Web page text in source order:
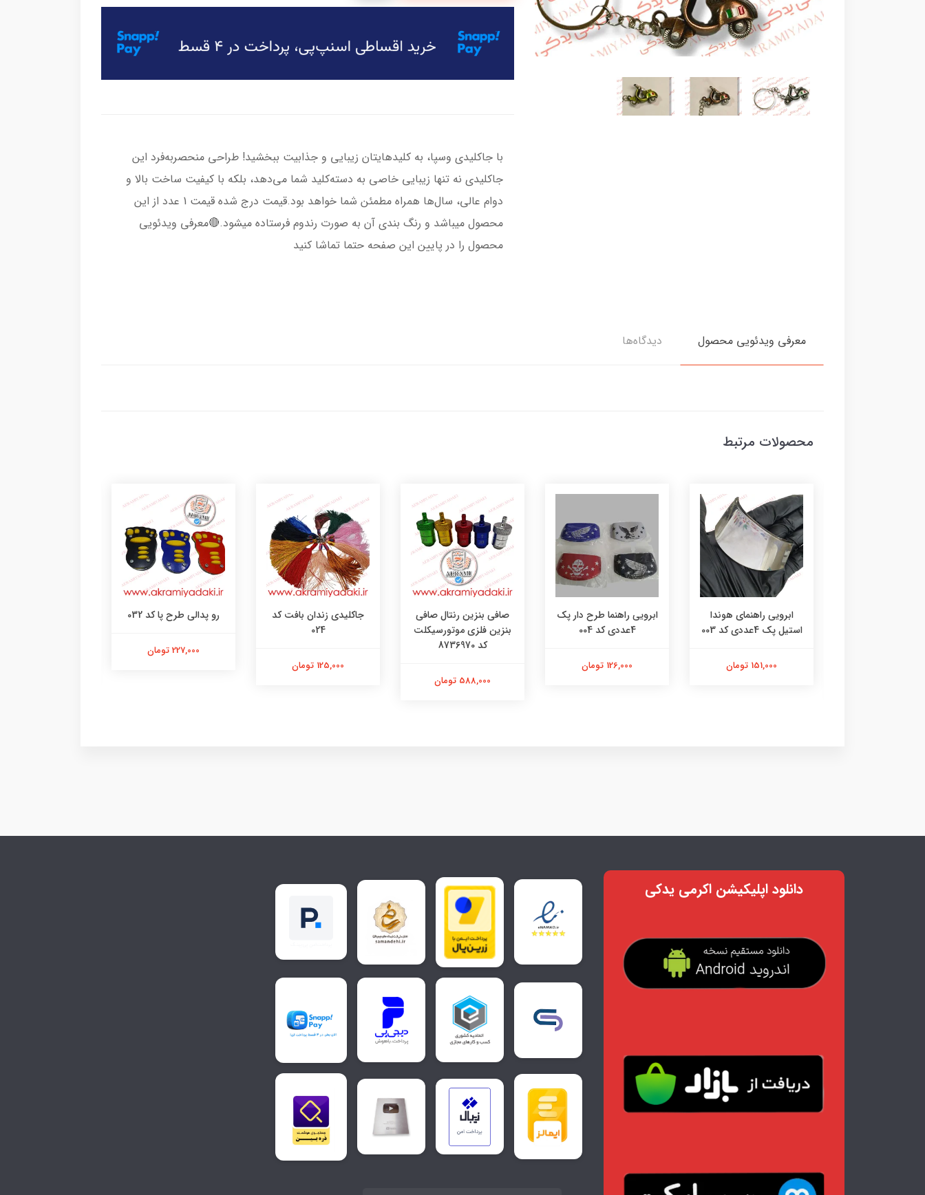
با جاکلیدی وسپا، به کلیدهایتان زیبایی و جذابیت ببخشید! طراحی منحصربه‌فرد این
جاکلیدی نه تنها زیبایی خاصی به دسته‌کلید شما می‌دهد، بلکه با کیفیت ساخت بالا و
دوام عالی، سال‌ها همراه مطمئن شما خواهد بود.قیمت درج شده قیمت 1 عدد از این
محصول میباشد و رنگ بندی آن به صورت رندوم فرستاده میشود.🔴معرفی ویدئویی
محصول را در پایین این صفحه حتما تماشا کنید
معرفی ویدئویی محصول دیدگاه‌ها
محصولات مرتبط
ابرویی راهنمای هوندا
استیل پک 4عددی کد 003
151,000 تومان
ابرویی راهنما طرح دار پک
4عددی کد 004
126,000 تومان
صافی بنزین رنتال صافی
بنزین فلزی موتورسیکلت
کد 8736970
588,000 تومان
جاکلیدی زندان بافت کد
024
125,000 تومان
رو پدالی طرح پا کد 032
227,000 تومان
دانلود اپلیکیشن اکرمی یدکی